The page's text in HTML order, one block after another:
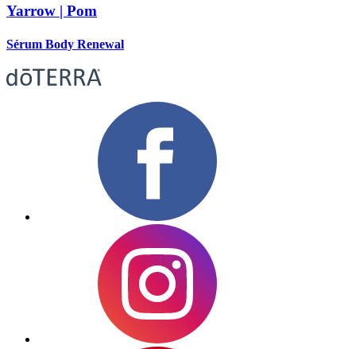
Yarrow | Pom
Sérum Body Renewal